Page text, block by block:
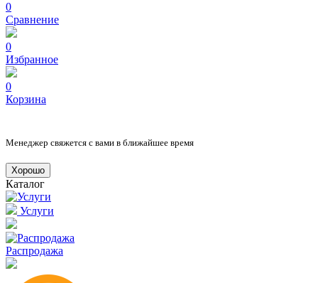
0
Сравнение
0
Избранное
0
Корзина
Менеджер свяжется с вами в ближайшее время
Хорошо
Каталог
Услуги
Распродажа